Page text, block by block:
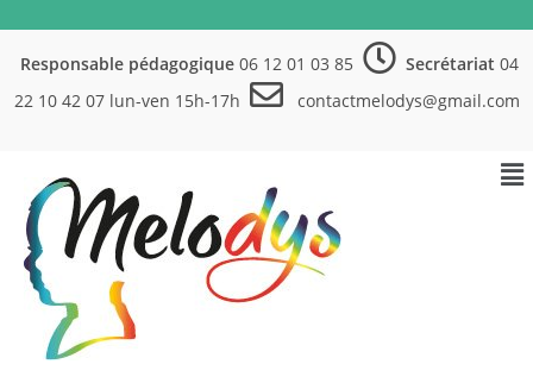
Responsable pédagogique06 12 01 03 85 Secrétariat 04
22 10 42 07 lun-ven 15h-17h
contactmelodys@gmail.com